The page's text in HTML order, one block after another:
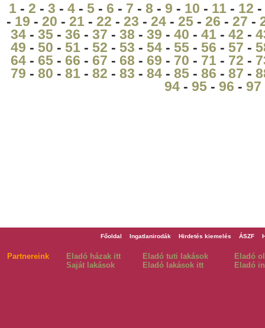
1 - 2 - 3 - 4 - 5 - 6 - 7 - 8 - 9 - 10 - 11 - 12 -
- 19 - 20 - 21 - 22 - 23 - 24 - 25 - 26 - 27 -
34 - 35 - 36 - 37 - 38 - 39 - 40 - 41 - 42 -
49 - 50 - 51 - 52 - 53 - 54 - 55 - 56 - 57 -
64 - 65 - 66 - 67 - 68 - 69 - 70 - 71 - 72 -
79 - 80 - 81 - 82 - 83 - 84 - 85 - 86 - 87 -
94 - 95 - 96 - 97
Főoldal Ingatlanirodák Hirdetés kiemelés ÁSZF
Partnereink Eladó házak itt Eladó tuti lakások
Eladó
Saját lakások
Eladó lakások itt Eladó